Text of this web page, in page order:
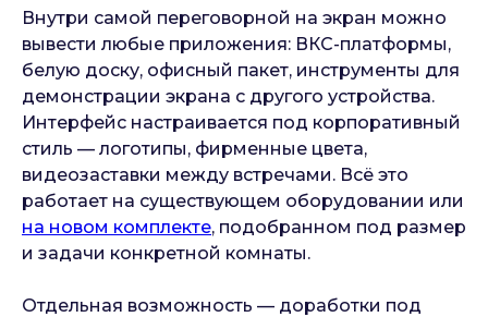
Внутри самой переговорной на экран можно
вывести любые приложения: ВКС-платформы,
белую доску, офисный пакет, инструменты для
демонстрации экрана с другого устройства.
Интерфейс настраивается под корпоративный
стиль — логотипы, фирменные цвета,
видеозаставки между встречами. Всё это
работает на существующем оборудовании или
на новом комплекте, подобранном под размер
и задачи конкретной комнаты.
Отдельная возможность — доработки под